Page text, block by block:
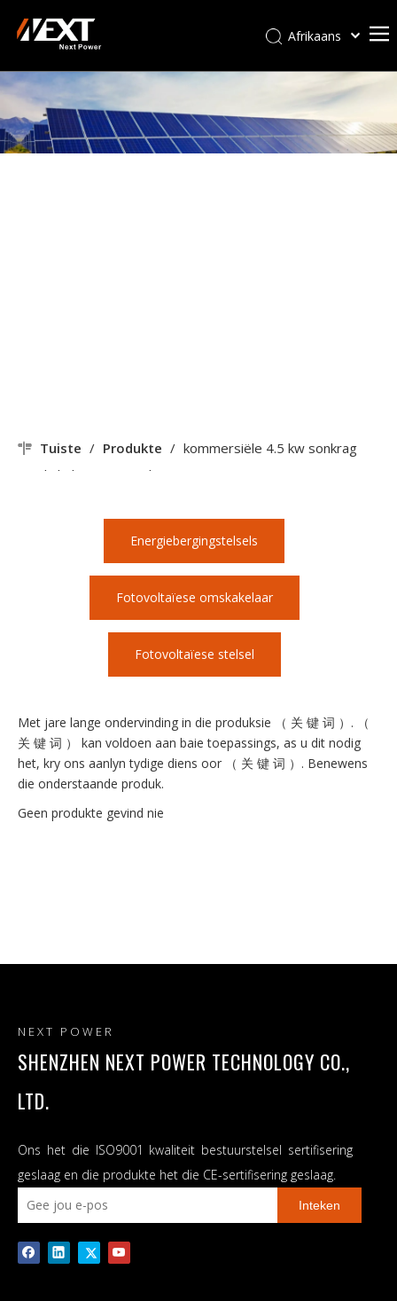
Afrikaans
Italiano
Deutsch
Tuiste / Produkte / kommersiële 4.5 kw sonkrag
omskakelaar in motorhuis
Energiebergingstelsels
Fotovoltaïese omskakelaar
Fotovoltaïese stelsel
Met jare lange ondervinding in die produksie （ 关 键 词 ）. （
关 键 词 ） kan voldoen aan baie toepassings, as u dit nodig
het, kry ons aanlyn tydige diens oor （ 关 键 词 ）. Benewens
die onderstaande produk.
Geen produkte gevind nie
NEXT POWER
SHENZHEN NEXT POWER TECHNOLOGY CO.,
LTD.
Ons het die ISO9001 kwaliteit bestuurstelsel sertifisering
geslaag en die produkte het die CE-sertifisering geslaag.
Inteken